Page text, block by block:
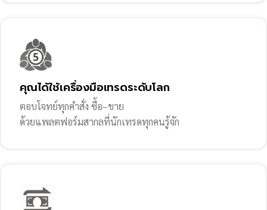
คุณได้ใช้เครื่องมือเทรดระดับโลก
ตอบโจทย์ทุกคำสั่ง ซื้อ–ขาย
ด้วยแพลตฟอร์มสากลที่นักเทรดทุกคนรู้จัก